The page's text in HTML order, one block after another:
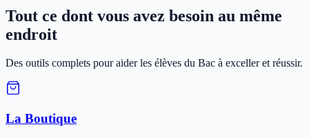
Tout ce dont vous avez besoin au même
endroit
Des outils complets pour aider les élèves du Bac à exceller et réussir.
La Boutique